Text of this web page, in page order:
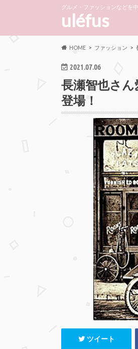
グルメ・ファッションなどを
uléfus
HOME ファッション
2021.07.06
長瀬智也さん
登場！
ツイート